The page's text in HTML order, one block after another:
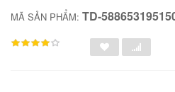
MÃ SẢN PHẨM: TD-